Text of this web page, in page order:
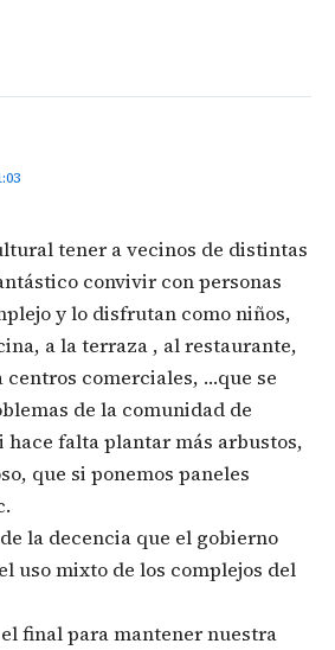
tener a vecinos de distintas
convivir con personas
y lo disfrutan como niños,
a la terraza , al restaurante,
centros comerciales, …que se
de la comunidad de
falta plantar más arbustos,
que si ponemos paneles
la decencia que el gobierno
uso mixto de los complejos del
final para mantener nuestra